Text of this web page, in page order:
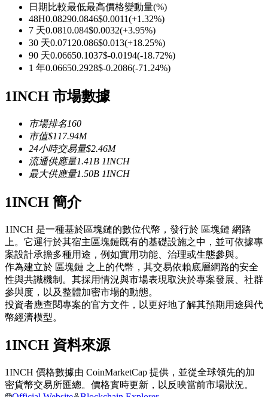
USDC永續
跟單
與頂尖交易專家同行
成為跟單交易員
日期比較最低最高價格變動量(%)
48H0.08290.0846$0.0011(+1.32%)
7 天0.0810.084$0.0032(+3.95%)
30 天0.07120.086$0.013(+18.25%)
90 天0.06650.1037$-0.0194(-18.72%)
1 年0.06650.2928$-0.2086(-71.24%)
1INCH 市場數據
市場排名160
市值$117.94M
24小時交易量$2.46M
流通供應量1.41B 1INCH
最大供應量1.50B 1INCH
1INCH 簡介
1INCH 是一種基於區塊鏈的數位代幣，發行於 區塊鏈 網路
上。它運行於其宿主區塊鏈既有的基礎設施之中，並可依據專
案設計承擔多種用途，例如實用功能、治理或生態參與。
作為建立於 區塊鏈 之上的代幣，其交易依賴底層網路的安全
性與共識機制。其採用情況與市場表現取決於專案發展、社群
參與度，以及整體加密市場的動態。
投資者應查閱專案的官方文件，以更好地了解其預期用途與代
幣經濟模型。
1INCH 資料來源
1INCH 價格數據由 CoinMarketCap 提供，並從全球領先的加
密貨幣交易所匯總。價格實時更新，以反映當前市場狀況。